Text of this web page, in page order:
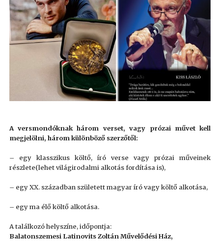
A versmondóknak három verset, vagy prózai művet kell
megjelölni, három különböző szerzőtől:
– egy klasszikus költő, író verse vagy prózai műveinek
részlete(lehet világirodalmi alkotás fordítása is),
– egy XX. században született magyar író vagy költő alkotása,
– egy ma élő költő alkotása.
Atalálkozóhelyszíne, időpontja:
Balatonszemesi Latinovits Zoltán Művelődési Ház,